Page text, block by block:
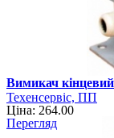
Вимикач
Техенсервіс, ПП
Ціна: 264.00
Перегляд